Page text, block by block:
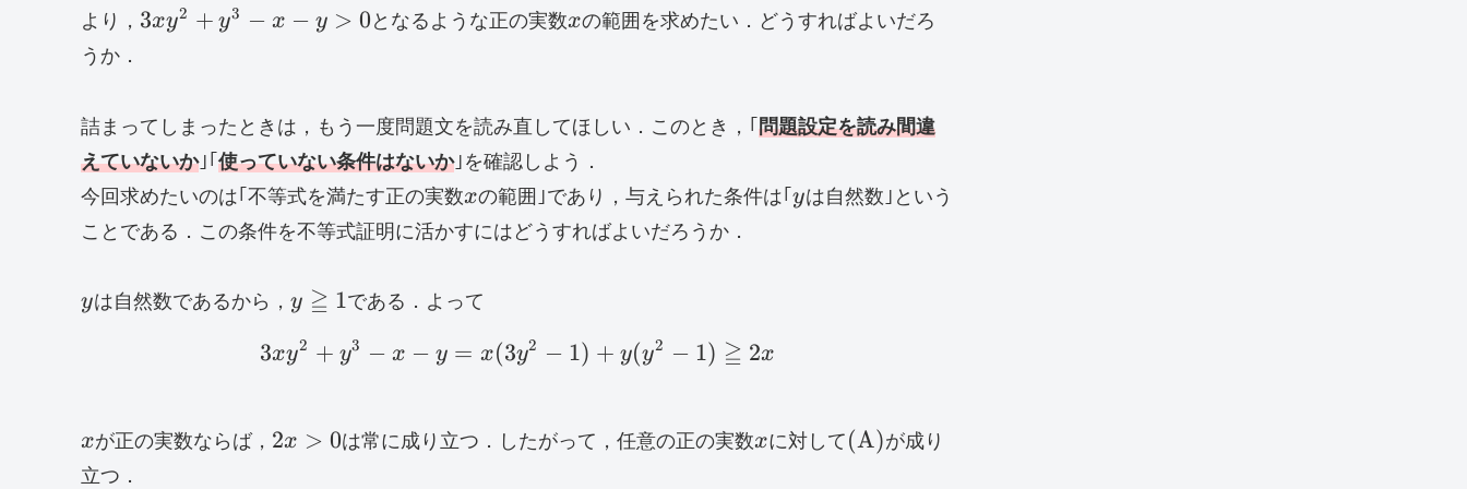
より， 3xy^2+y^3-
3xy2 + y3 − x − y > 0 となるような正の実数x
xの範囲を求めたい．どうすればよいだろ
うか．
詰まってしまったときは，もう一度問題文を読み直してほしい．このとき，｢ 問題設定を読み間違
えていないか｣｢ 使っていない条件はないか｣を確認しよう．
今回求めたいのは｢不等式を満たす正の実数x
xの範囲｣であり，与えられた条件は｢ y
yは自然数｣という
ことである．この条件を不等式証明に活かすにはどうすればよいだろうか．
y
yは自然数であるから， y\geqq
y ≧ 1である．よって
3xy^2+y^3-x-y=x(3y^2-1)+y(y^2-1)\geqq 2x
3xy2 + y3 − x − y = x(3y2 − 1) + y(y2 − 1) ≧ 2x
x
xが正の実数ならば， 2x>0
2x > 0は常に成り立つ．したがって，任意の正の実数x
xに対して \rm
(A)が成り
立つ．